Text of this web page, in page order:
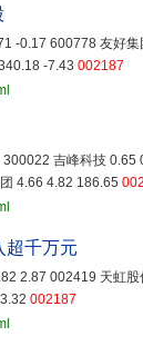
-0.17 600778 友好
-7.43 002187
吉峰科技
4.66 4.82 186.65
超千万元
2.87 002419 天虹
002187